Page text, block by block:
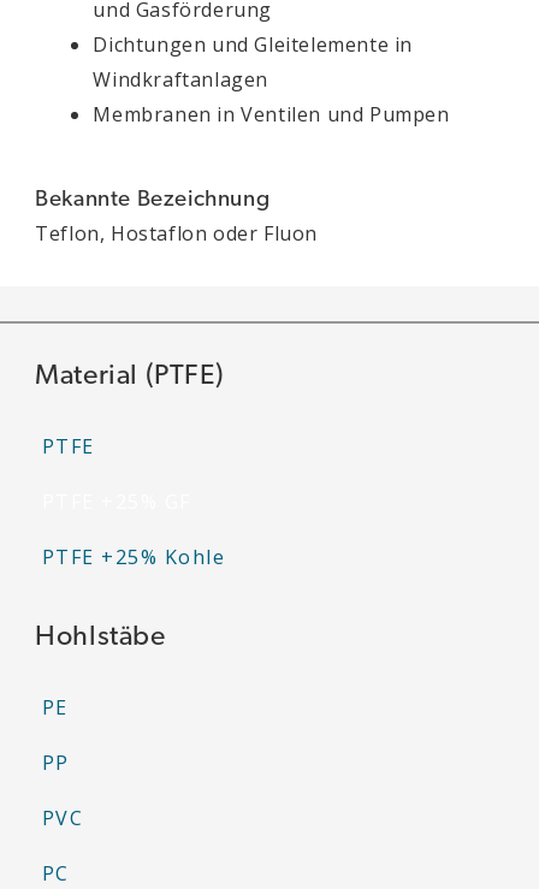
Hohlstäbe
PE
PP
PVC
PC
Material (PTFE)
PTFE
PTFE +25% Kohle
und Gasförderung
Dichtungen und Gleitelemente in
Windkraftanlagen
Membranen in Ventilen und Pumpen
Bekannte Bezeichnung
Teflon, Hostaflon oder Fluon